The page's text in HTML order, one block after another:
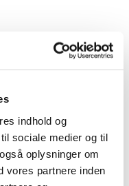
indhold og
sociale medier og til
oplysninger om
vores partnere inden
er vant til at